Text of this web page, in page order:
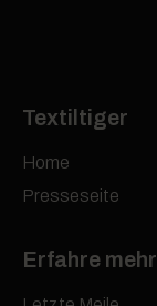
Erfahre mehr
Textiltiger
Home
Presseseite